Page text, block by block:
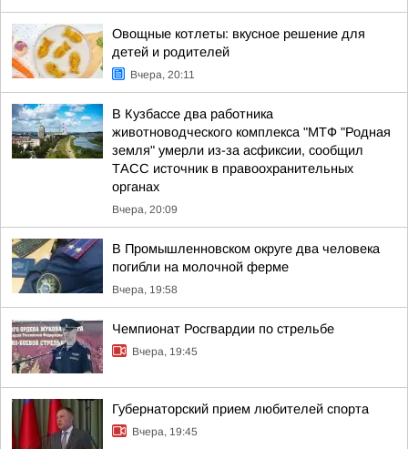
Овощные котлеты: вкусное решение для
детей и родителей
Вчера, 20:11
В Кузбассе два работника
животноводческого комплекса "МТФ "Родная
земля" умерли из-за асфиксии, сообщил
ТАСС источник в правоохранительных
органах
Вчера, 20:09
В Промышленновском округе два человека
погибли на молочной ферме
Вчера, 19:58
Чемпионат Росгвардии по стрельбе
Вчера, 19:45
Губернаторский прием любителей спорта
Вчера, 19:45